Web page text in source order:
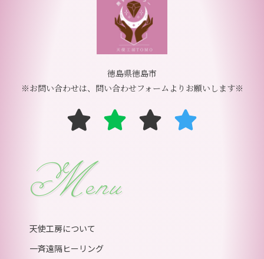
徳島県徳島市
※お問い合わせは、問い合わせフォームよりお願いします※
Menu
天使工房について
一斉遠隔ヒーリング